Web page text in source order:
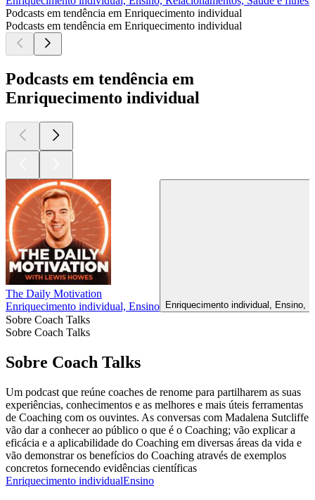
Podcasts em tendência em Enriquecimento individual
Podcasts em tendência em Enriquecimento individual
Podcasts em tendência em
Enriquecimento individual
The Daily Motivation
Enriquecimento individual, Ensino
Enriquecimento individual, Ensino,
Sobre Coach Talks
Sobre Coach Talks
Sobre Coach Talks
Um podcast que reúne coaches de renome para partilharem as suas
experiências, conhecimentos e as melhores e mais úteis ferramentas
de Coaching com os ouvintes. As conversas com Madalena Sutcliffe
vão dar a conhecer ao público o que é o Coaching;​​ vão explicar a
eficácia e a aplicabilidade do Coaching em diversas áreas da vida e
vão demonstrar os benefícios do Coaching através de exemplos
concretos fornecendo evidências científicas
Enriquecimento individualEnsino